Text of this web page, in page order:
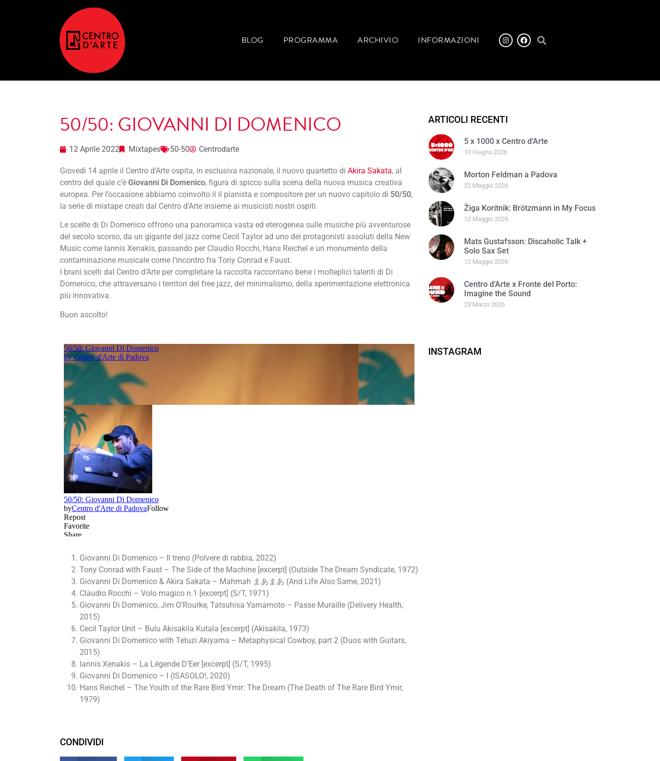
BLOG PROGRAMMA ARCHIVIO INFORMAZIONI
50/50: GIOVANNI DI DOMENICO
12 Aprile 2022 Mixtapes 50-50 Centrodarte
Giovedì 14 aprile il Centro d’Arte ospita, in esclusiva nazionale, il nuovo quartetto di Akira Sakata, al
centro del quale c’è Giovanni Di Domenico, figura di spicco sulla scena della nuova musica creativa
europea. Per l’occasione abbiamo coinvolto il il pianista e compositore per un nuovo capitolo di 50/50,
la serie di mixtape creati dal Centro d’Arte insieme ai musicisti nostri ospiti.
Le scelte di Di Domenico offrono una panoramica vasta ed eterogenea sulle musiche più avventurose
del secolo scorso, da un gigante del jazz come Cecil Taylor ad uno dei protagonisti assoluti della New
Music come Iannis Xenakis, passando per Claudio Rocchi, Hans Reichel e un monumento della
contaminazione musicale come l’incontro fra Tony Conrad e Faust.
I brani scelti dal Centro d’Arte per completare la raccolta raccontano bene i molteplici talenti di Di
Domenico, che attraversano i territori del free jazz, del minimalismo, della sperimentazione elettronica
più innovativa.
Buon ascolto!
Giovanni Di Domenico – Il treno (Polvere di rabbia, 2022)
Tony Conrad with Faust – The Side of the Machine [excerpt] (Outside The Dream Syndicate, 1972)
Giovanni Di Domenico & Akira Sakata – Mahmah まあまあ (And Life Also Same, 2021)
Claudio Rocchi – Volo magico n.1 [excerpt] (S/T, 1971)
Giovanni Di Domenico, Jim O’Rourke, Tatsuhisa Yamamoto – Passe Muraille (Delivery Health,
2015)
Cecil Taylor Unit – Bulu Akisakila Kutala [excerpt] (Akisakila, 1973)
Giovanni Di Domenico with Tetuzi Akiyama – Metaphysical Cowboy, part 2 (Duos with Guitars,
2015)
Iannis Xenakis – La Légende D’Eer [excerpt] (S/T, 1995)
Giovanni Di Domenico – I (ISASOLO!, 2020)
Hans Reichel – The Youth of the Rare Bird Ymir: The Dream (The Death of The Rare Bird Ymir,
1979)
CONDIVIDI
ARTICOLI RECENTI
5 x 1000 x Centro d’Arte
10 Giugno 2026
Morton Feldman a Padova
22 Maggio 2026
Žiga Koritnik: Brötzmann in My Focus
12 Maggio 2026
Mats Gustafsson: Discaholic Talk +
Solo Sax Set
12 Maggio 2026
Centro d’Arte x Fronte del Porto:
Imagine the Sound
23 Marzo 2026
INSTAGRAM